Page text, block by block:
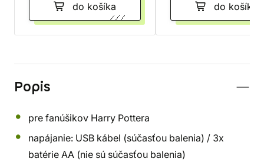
do košíka do košíka
Popis
pre fanúšikov Harry Pottera
napájanie: USB kábel (súčasťou balenia) / 3x
batérie AA (nie sú súčasťou balenia)